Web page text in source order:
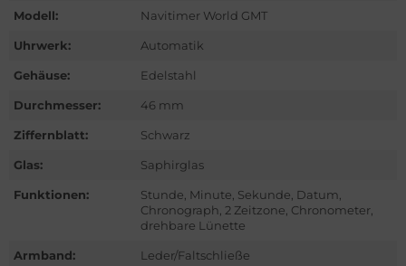
Modell: Navitimer World GMT
Uhrwerk: Automatik
Gehäuse: Edelstahl
Durchmesser: 46 mm
Ziffernblatt: Schwarz
Glas: Saphirglas
Funktionen:
Stunde, Minute, Sekunde, Datum,
Chronograph, 2 Zeitzone, Chronometer,
drehbare Lünette
Armband: Leder/Faltschließe